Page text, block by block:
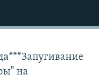
на